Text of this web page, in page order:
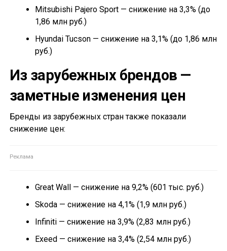
Mitsubishi Pajero Sport — снижение на 3,3% (до
1,86 млн руб.)
Hyundai Tucson — снижение на 3,1% (до 1,86 млн
руб.)
Из зарубежных брендов —
заметные изменения цен
Бренды из зарубежных стран также показали
снижение цен:
Great Wall — снижение на 9,2% (601 тыс. руб.)
Skoda — снижение на 4,1% (1,9 млн руб.)
Infiniti — снижение на 3,9% (2,83 млн руб.)
Exeed — снижение на 3,4% (2,54 млн руб.)